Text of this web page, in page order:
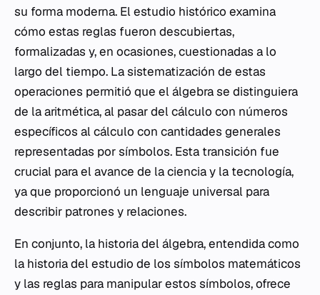
su forma moderna. El estudio histórico examina
cómo estas reglas fueron descubiertas,
formalizadas y, en ocasiones, cuestionadas a lo
largo del tiempo. La sistematización de estas
operaciones permitió que el álgebra se distinguiera
de la aritmética, al pasar del cálculo con números
específicos al cálculo con cantidades generales
representadas por símbolos. Esta transición fue
crucial para el avance de la ciencia y la tecnología,
ya que proporcionó un lenguaje universal para
describir patrones y relaciones.
En conjunto, la historia del álgebra, entendida como
la historia del estudio de los símbolos matemáticos
y las reglas para manipular estos símbolos, ofrece